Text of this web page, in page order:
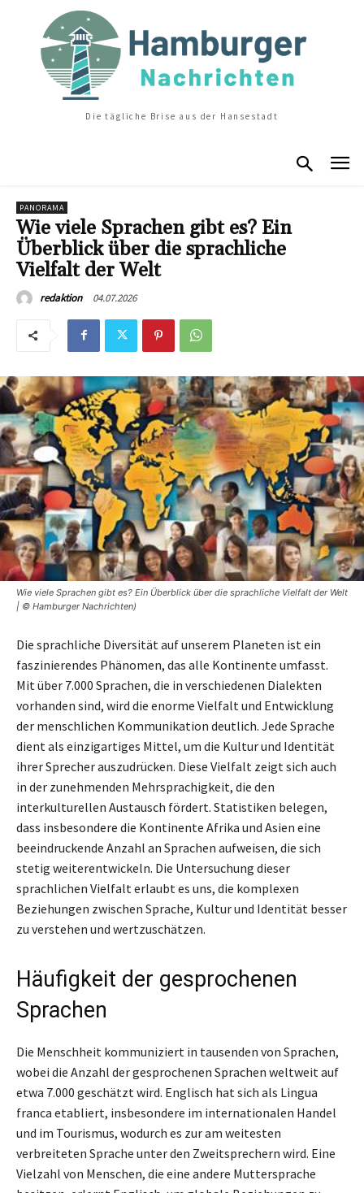
Die tägliche Brise aus der Hansestadt
PANORAMA
Wie viele Sprachen gibt es? Ein
Überblick über die sprachliche
Vielfalt der Welt
redaktion 04.07.2026
Wie viele Sprachen gibt es? Ein Überblick über die sprachliche Vielfalt der Welt
| © Hamburger Nachrichten)
Die sprachliche Diversität auf unserem Planeten ist ein
faszinierendes Phänomen, das alle Kontinente umfasst.
Mit über 7.000 Sprachen, die in verschiedenen Dialekten
vorhanden sind, wird die enorme Vielfalt und Entwicklung
der menschlichen Kommunikation deutlich. Jede Sprache
dient als einzigartiges Mittel, um die Kultur und Identität
ihrer Sprecher auszudrücken. Diese Vielfalt zeigt sich auch
in der zunehmenden Mehrsprachigkeit, die den
interkulturellen Austausch fördert. Statistiken belegen,
dass insbesondere die Kontinente Afrika und Asien eine
beeindruckende Anzahl an Sprachen aufweisen, die sich
stetig weiterentwickeln. Die Untersuchung dieser
sprachlichen Vielfalt erlaubt es uns, die komplexen
Beziehungen zwischen Sprache, Kultur und Identität besser
zu verstehen und wertzuschätzen.
Häufigkeit der gesprochenen
Sprachen
Die Menschheit kommuniziert in tausenden von Sprachen,
wobei die Anzahl der gesprochenen Sprachen weltweit auf
etwa 7.000 geschätzt wird. Englisch hat sich als Lingua
franca etabliert, insbesondere im internationalen Handel
und im Tourismus, wodurch es zur am weitesten
verbreiteten Sprache unter den Zweitsprechern wird. Eine
Vielzahl von Menschen, die eine andere Muttersprache